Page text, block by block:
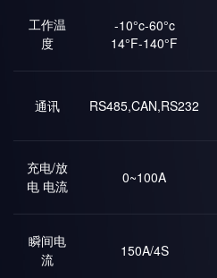
工作温
度
-10°c-60°c
14°F-140°F
通讯 RS485,CAN,RS232
充电/放
电 电流
0~100A
瞬间电
流
150A/4S